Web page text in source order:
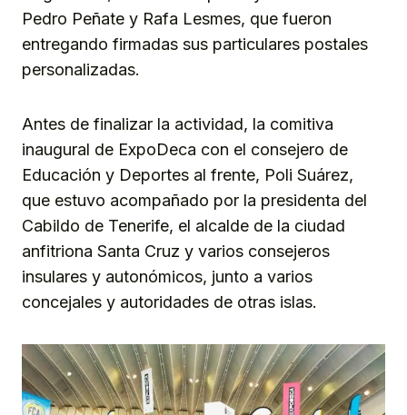
Pedro Peñate y Rafa Lesmes, que fueron
entregando firmadas sus particulares postales
personalizadas.
Antes de finalizar la actividad, la comitiva
inaugural de ExpoDeca con el consejero de
Educación y Deportes al frente, Poli Suárez,
que estuvo acompañado por la presidenta del
Cabildo de Tenerife, el alcalde de la ciudad
anfitriona Santa Cruz y varios consejeros
insulares y autonómicos, junto a varios
concejales y autoridades de otras islas.